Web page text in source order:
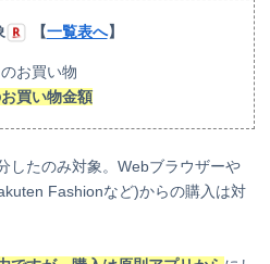
【一覧表へ】
お買い物
買い物金額
したのみ対象。Webブラウザーや
Fashionなど)からの購入は対